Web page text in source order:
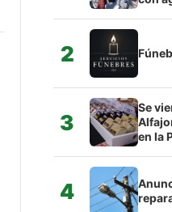
2
3
Se
en la
4